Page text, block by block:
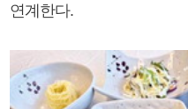
연계한다.